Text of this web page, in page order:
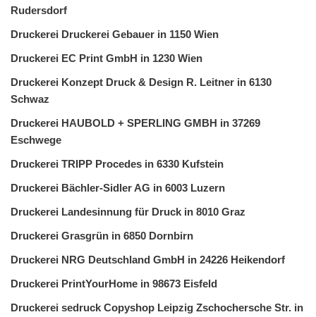
Rudersdorf
Druckerei Druckerei Gebauer in 1150 Wien
Druckerei EC Print GmbH in 1230 Wien
Druckerei Konzept Druck & Design R. Leitner in 6130
Schwaz
Druckerei HAUBOLD + SPERLING GMBH in 37269
Eschwege
Druckerei TRIPP Procedes in 6330 Kufstein
Druckerei Bächler-Sidler AG in 6003 Luzern
Druckerei Landesinnung für Druck in 8010 Graz
Druckerei Grasgrün in 6850 Dornbirn
Druckerei NRG Deutschland GmbH in 24226 Heikendorf
Druckerei PrintYourHome in 98673 Eisfeld
Druckerei sedruck Copyshop Leipzig Zschochersche Str. in